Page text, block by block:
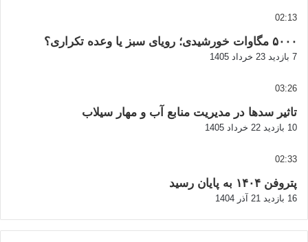
02:13
۵۰۰۰ مگاوات خورشیدی؛ رویای سبز یا وعده تکراری؟
7 بازدید 23 خرداد 1405
03:26
تاثیر سدها در مدیریت منابع آب و مهار سیلاب
10 بازدید 22 خرداد 1405
02:33
پتروفن ۱۴۰۴ به پایان رسید
16 بازدید 21 آذر 1404